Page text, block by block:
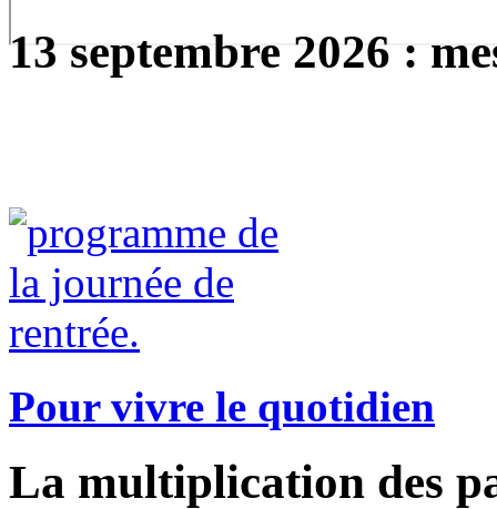
13 septembre 2026 :
Pour vivre le quotidien
La multiplication des